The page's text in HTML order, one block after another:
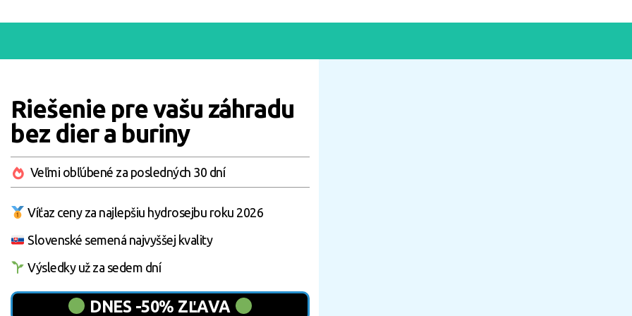
Riešenie pre vašu záhradu
bez dier a buriny
Veľmi obľúbené za posledných 30 dní
Víťaz ceny za najlepšiu hydrosejbu roku 2026
Slovenské semená najvyššej kvality
Výsledky už za sedem dní
DNES -50% ZĽAVA